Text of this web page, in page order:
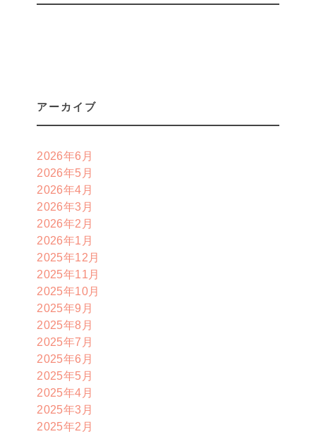
アーカイブ
2026年6月
2026年5月
2026年4月
2026年3月
2026年2月
2026年1月
2025年12月
2025年11月
2025年10月
2025年9月
2025年8月
2025年7月
2025年6月
2025年5月
2025年4月
2025年3月
2025年2月